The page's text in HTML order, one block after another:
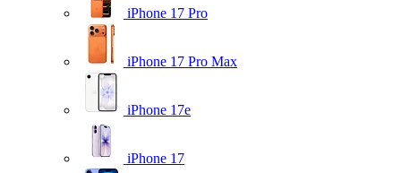
iPhone 17 Pro
iPhone 17 Pro Max
iPhone 17e
iPhone 17